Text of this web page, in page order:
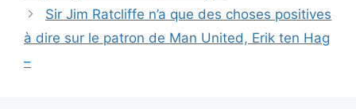
Sir Jim Ratcliffe n’a que des choses positives
à dire sur le patron de Man United, Erik ten Hag
–